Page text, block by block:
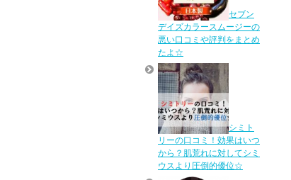
セブン
デイズカラースムージーの
悪い口コミや評判をまとめ
たよ☆
シミト
リーの口コミ！効果はいつ
から？肌荒れに対してシミ
ウスより圧倒的優位☆